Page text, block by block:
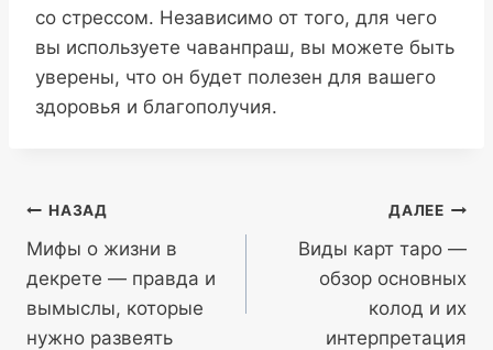
со стрессом. Независимо от того, для чего
вы используете чаванпраш, вы можете быть
уверены, что он будет полезен для вашего
здоровья и благополучия.
Навигация
по
записям
НАЗАД
Мифы о жизни в
декрете — правда и
вымыслы, которые
нужно развеять
ДАЛЕЕ
Виды карт таро —
обзор основных
колод и их
интерпретация